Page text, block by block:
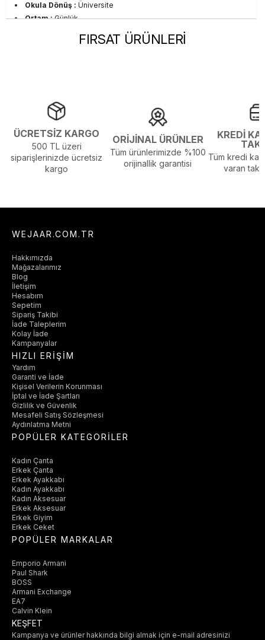
Okula Dönüş : Üniversite
Ortam :Günlük
Bisiklet Yaka
Görsel Açıklaması :
Stüdyo Çekim Ortamında Bulunan Işık ve
Gölgelenmelerden Dolayı Renk Farklılıkları Olabilir
FIRSAT ÜRÜNLERİ
ÜCRETSİZ KARGO
500 TL üzeri
siparişlerinizde ücretsiz
kargo
ORİJİNAL ÜRÜNLER
Tüm ürünlerimizde %100
orijinallik garantisi
KREDİ
Tüm kredi
varan
WEJAAR.COM.TR
Hakkımızda
Mağazalarımız
Blog
İletişim
Hesabım
Sepetim
Sipariş Takibi
İade Taleplerim
Kolay İade
Kampanyalar
HIZLI ERİŞİM
Yardım
Garanti ve İade
Kişisel Verilerin Korunması
İptal ve İade Şartları
Gizlilik ve Güvenlik
Mesafeli Satış Sözleşmesi
Aydınlatma Metni
POPÜLER KATEGORİLER
Kadın Çanta
Erkek Çanta
Erkek Ayakkabı
Kadın Ayakkabı
Kadın Aksesuar
Erkek Aksesuar
Erkek Giyim
Erkek Ceket
POPÜLER MARKALAR
Emporio Armani
Paul Shark
BOSS
Armani Exchange
EA7
Calvin Klein
KEŞFET
Kampanya ve ürünler hakkında bilgi almak için e-mail adresinizi